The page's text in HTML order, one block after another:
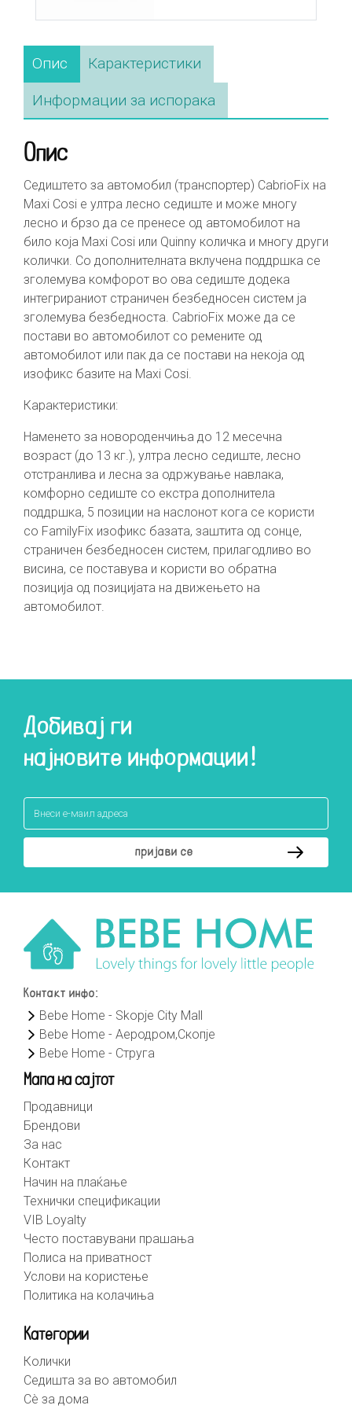
Опис Карактеристики
Информации за испорака
Опис
Седиштето за автомобил (транспортер) CabrioFix на
Maxi Cosi е ултра лесно седиште и може многу
лесно и брзо да се пренесе од автомобилот на
било која Maxi Cosi или Quinny количка и многу други
колички. Со дополнителната вклучена поддршка се
зголемува комфорот во ова седиште додека
интегрираниот страничен безбедносен систем ја
зголемува безбедноста. CabrioFix може да се
постави во автомобилот со ремените од
автомобилот или пак да се постави на некоја од
изофикс базите на Maxi Cosi.
Карактеристики:
Наменето за новороденчиња до 12 месечна
возраст (до 13 кг.), ултра лесно седиште, лесно
отстранлива и лесна за одржување навлака,
комфорно седиште со екстра дополнитела
поддршка, 5 позиции на наслонот кога се користи
со FamilyFix изофикс базата, заштита од сонце,
страничен безбедносен систем, прилагодливо во
висина, се поставува и користи во обратна
позиција од позицијата на движењето на
автомобилот.
Добивај ги
најновите информации!
Контакт инфо:
Bebe Home - Skopje City Mall
Bebe Home - Аеродром,Скопје
Bebe Home - Струга
Мапа на сајтот
Продавници
Брендови
За нас
Контакт
Начин на плаќање
Технички спецификации
VIB Loyalty
Често поставувани прашања
Полиса на приватност
Услови на користење
Политика на колачиња
Категории
Колички
Седишта за во автомобил
Сè за дома